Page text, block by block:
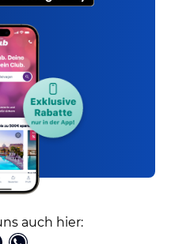
auch hier: